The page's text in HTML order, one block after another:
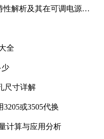
性解析及其在可调电源设
全
少
尺寸详解
或3505代换
计算与应用分析